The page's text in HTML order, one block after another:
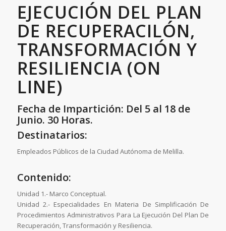
EJECUCIÓN DEL PLAN
DE RECUPERACILÓN,
TRANSFORMACIÓN Y
RESILIENCIA (ON
LINE)
Fecha de Impartición: Del 5 al 18 de
Junio. 30 Horas.
Destinatarios:
Empleados Públicos de la Ciudad Autónoma de Melilla.
Contenido:
Unidad 1.- Marco Conceptual.
Unidad 2.- Especialidades En Materia De Simplificación De
Procedimientos Administrativos Para La Ejecución Del Plan De
Recuperación, Transformación y Resiliencia.